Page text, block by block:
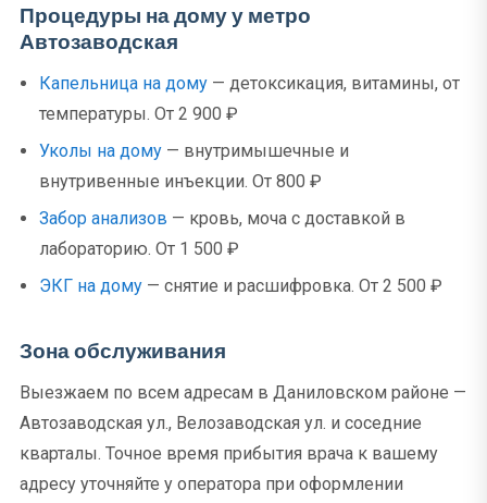
Процедуры на дому у метро
Автозаводская
Капельница на дому — детоксикация, витамины, от
температуры. От 2 900 ₽
Уколы на дому — внутримышечные и
внутривенные инъекции. От 800 ₽
Забор анализов — кровь, моча с доставкой в
лабораторию. От 1 500 ₽
ЭКГ на дому — снятие и расшифровка. От 2 500 ₽
Зона обслуживания
Выезжаем по всем адресам в Даниловском районе —
Автозаводская ул., Велозаводская ул. и соседние
кварталы. Точное время прибытия врача к вашему
адресу уточняйте у оператора при оформлении